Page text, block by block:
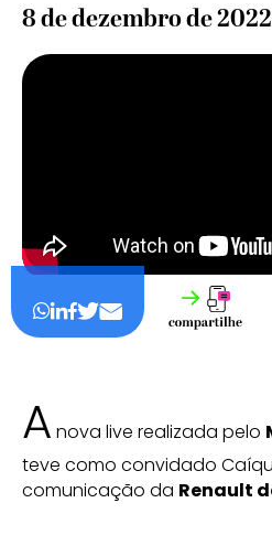
8 de dezembro de 2022
A nova live realizada pelo
teve como convidado
comunicação da Renault